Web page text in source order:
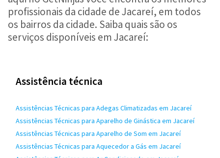
profissionais da cidade de Jacareí, em todos
os bairros da cidade. Saiba quais são os
serviços disponíveis em Jacareí:
Assistência técnica
Assistências Técnicas para Adegas Climatizadas em Jacareí
Assistências Técnicas para Aparelho de Ginástica em Jacareí
Assistências Técnicas para Aparelho de Som em Jacareí
Assistências Técnicas para Aquecedor a Gás em Jacareí